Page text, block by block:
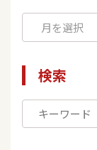
検索